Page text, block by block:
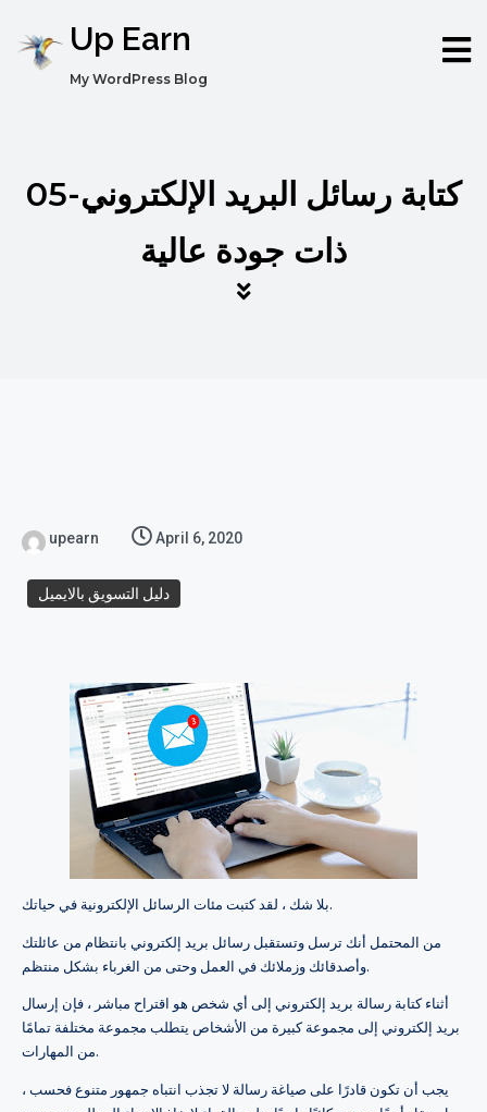
Up Earn
My WordPress Blog
05-كتابة رسائل البريد الإلكتروني
ذات جودة عالية
upearn April 6, 2020
دليل التسويق بالايميل
بلا شك ، لقد كتبت مئات الرسائل الإلكترونية في حياتك.
من المحتمل أنك ترسل وتستقبل رسائل بريد إلكتروني بانتظام من عائلتك
وأصدقائك وزملائك في العمل وحتى من الغرباء بشكل منتظم.
أثناء كتابة رسالة بريد إلكتروني إلى أي شخص هو اقتراح مباشر ، فإن إرسال
بريد إلكتروني إلى مجموعة كبيرة من الأشخاص يتطلب مجموعة مختلفة تمامًا
من المهارات.
يجب أن تكون قادرًا على صياغة رسالة لا تجذب انتباه جمهور متنوع فحسب ،